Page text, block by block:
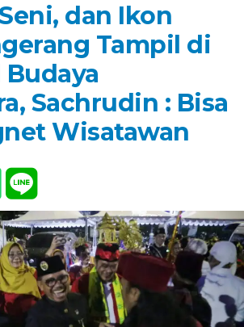
dan Ikon
Tampil di
Budaya
Sachrudin : Bisa
Wisatawan